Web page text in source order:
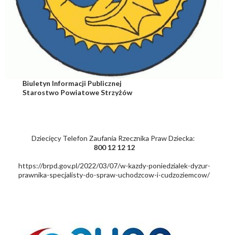
Biuletyn Informacji Publicznej
Starostwo Powiatowe Strzyżów
Dziecięcy Telefon Zaufania Rzecznika Praw Dziecka:
800 12 12 12
https://brpd.gov.pl/2022/03/07/w-kazdy-poniedzialek-dyzur-
prawnika-specjalisty-do-spraw-uchodzcow-i-cudzoziemcow/